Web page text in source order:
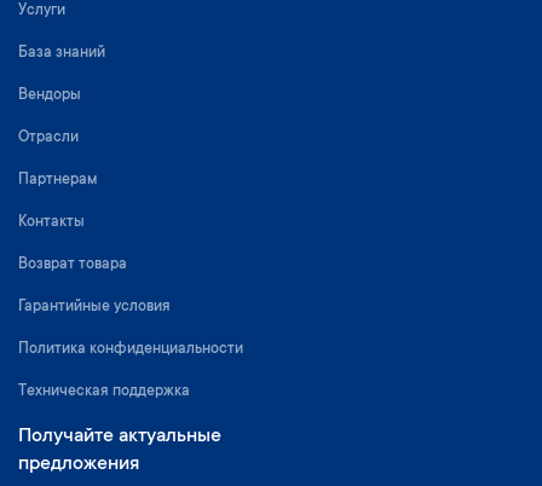
Услуги
База знаний
Вендоры
Отрасли
Партнерам
Контакты
Возврат товара
Гарантийные условия
Политика конфиденциальности
Техническая поддержка
Получайте актуальные
предложения